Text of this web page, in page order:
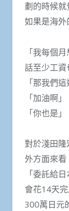
劃的時候就
如果是海外
「我每個
話至少工資
「那我們
「加油啊」
「你也是」
對於淺田
外方面來看
「委託給
會花14天
300萬日元